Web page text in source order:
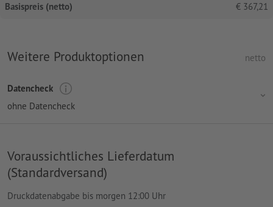
Basispreis (netto) € 367,21
Weitere Produktoptionen netto
Datencheck
ohne Datencheck
Voraussichtliches Lieferdatum
(Standardversand)
Druckdatenabgabe bis morgen 12:00 Uhr